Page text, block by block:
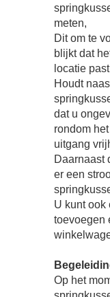
meten,
Dit om te
blijkt dat
locatie
Houdt
dat u
rondom
uitgang
Daarnaast
er een
U kunt ook
toevoegen
Op het